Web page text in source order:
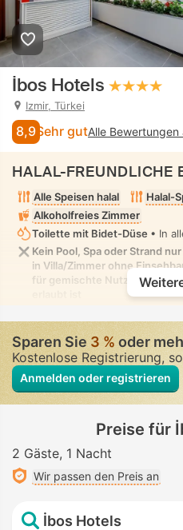
İbos Hotels
Izmir, Türkei
8,9 Sehr gutAlle Bewertungen
HALAL-FREUNDLICHE
Alle Speisen halal
Halal-
Alkoholfreies Zimmer
Toilette mit Bidet-Düse • In
Kein Pool, Spa oder Strand
in Villa/Zimmer ohne
für gemischte Nutzung, in
Sparen Sie3 %oder
Kostenlose Registrierung,
Anmelden oder registrieren
Preise für
2 Gäste 1 Nacht
Wir passen den Preis an
İbos Hotels